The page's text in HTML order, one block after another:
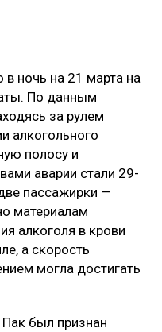
ночь на 21 марта на
По данным
за рулем
алкогольного
полосу и
аварии стали 29-
пассажирки —
материалам
алкоголя в крови
а скорость
могла достигать
был признан